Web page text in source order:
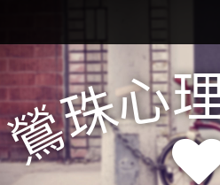
m
e
n
u
i
o
n
鶯珠心